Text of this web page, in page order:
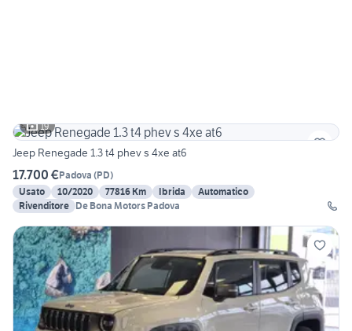
19
Jeep Renegade 1.3 t4 phev s 4xe at6
17.700 €Padova (PD)
Usato
10/2020 77816 Km Ibrida
Automatico
Rivenditore De Bona Motors Padova